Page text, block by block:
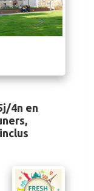
4n en